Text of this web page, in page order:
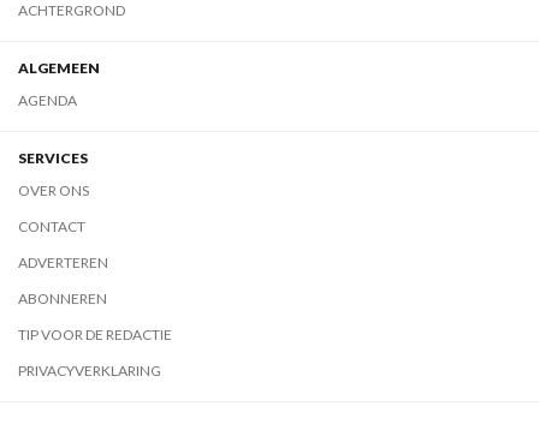
ACHTERGROND
ALGEMEEN
AGENDA
SERVICES
OVER ONS
CONTACT
ADVERTEREN
ABONNEREN
TIP VOOR DE REDACTIE
PRIVACYVERKLARING